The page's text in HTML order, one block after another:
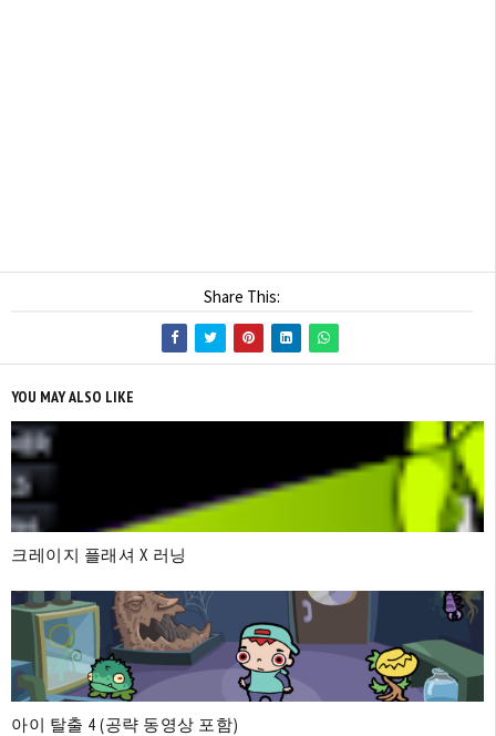
Share This:
YOU MAY ALSO LIKE
크레이지 플래셔 X 러닝
아이 탈출 4 (공략 동영상 포함)